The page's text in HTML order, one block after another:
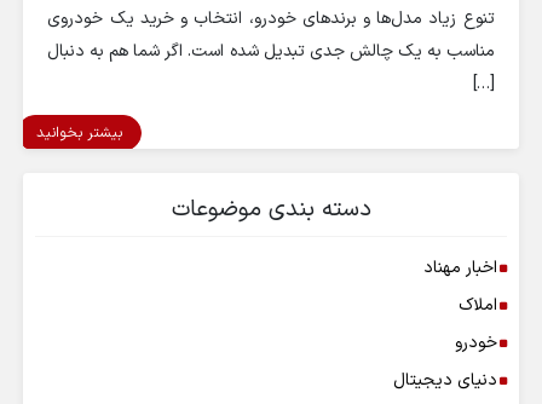
تنوع زیاد مدل‌ها و برندهای خودرو، انتخاب و خرید یک خودروی
مناسب به یک چالش جدی تبدیل شده است. اگر شما هم به دنبال
[…]
بیشتر بخوانید
دسته بندی موضوعات
اخبار مهناد
املاک
خودرو
دنیای دیجیتال